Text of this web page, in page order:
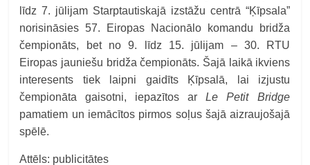
līdz 7. jūlijam Starptautiskajā izstāžu centrā “Ķīpsala”
norisināsies 57. Eiropas Nacionālo komandu bridža
čempionāts, bet no 9. līdz 15. jūlijam – 30. RTU
Eiropas jauniešu bridža čempionāts. Šajā laikā ikviens
interesents tiek laipni gaidīts Ķīpsalā, lai izjustu
čempionāta gaisotni, iepazītos arLe Petit
Bridge
pamatiem un iemācītos pirmos soļus šajā aizraujošajā
spēlē.
Attēls: publicitātes